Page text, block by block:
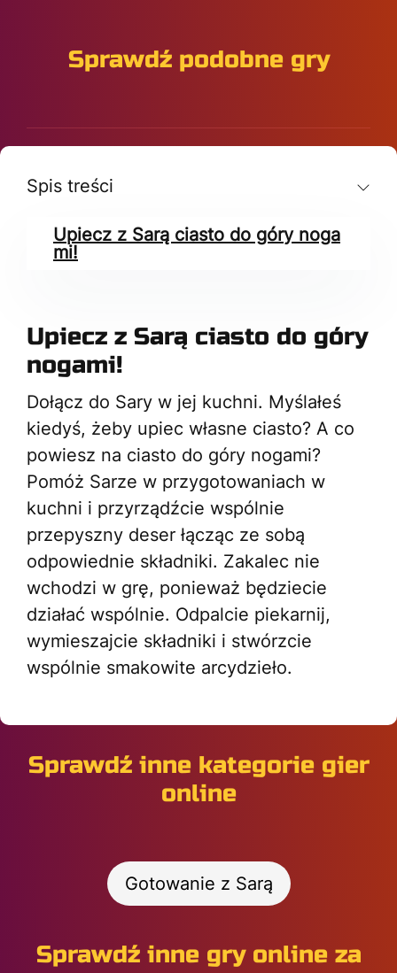
Sprawdź podobne gry
Spis treści
Upiecz z Sarą ciasto do góry noga
mi!
Upiecz z Sarą ciasto do góry
nogami!
Dołącz do Sary w jej kuchni. Myślałeś
kiedyś, żeby upiec własne ciasto? A co
powiesz na ciasto do góry nogami?
Pomóż Sarze w przygotowaniach w
kuchni i przyrządźcie wspólnie
przepyszny deser łącząc ze sobą
odpowiednie składniki. Zakalec nie
wchodzi w grę, ponieważ będziecie
działać wspólnie. Odpalcie piekarnij,
wymieszajcie składniki i stwórzcie
wspólnie smakowite arcydzieło.
Sprawdź inne kategorie gier
online
Gotowanie z Sarą
Sprawdź inne gry online za